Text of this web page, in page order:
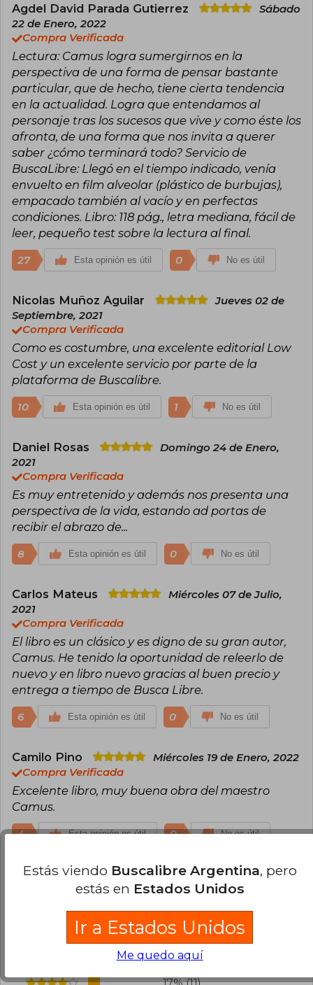
Camus es autor de títulos emblemáticos como
El extranjero, La peste, La caída y El mito de
Sísifo, obras que exploran la condición humana,
la libertad y la búsqueda de sentido ante el
absurdo. Aunque vinculado frecuentemente al
existencialismo, él mismo rechazó dicha
etiqueta, moviéndose entre el humanismo y
posturas filosóficas propias. En 1957, fue
distinguido con el Premio Nobel de Literatura,
reconocimiento que recibió siendo uno de los
autores más jóvenes en la historia del galardón.
La trayectoria de Camus ha sido celebrada por
su capacidad para abordar cuestiones éticas y
existenciales a través de una prosa directa y
reflexiva, conectando con generaciones de
lectores de todo el mundo. Su legado
permanece vigente, y sus obras siguen siendo
objeto de estudio, análisis y debate. La vida de
Camus se apagó prematuramente en un
accidente de tráfico, pero su pensamiento y
literatura mantienen una influencia constante
Agdel David Parada Gutierrez
Sábado
22 de Enero, 2022
Compra Verificada
Lectura: Camus logra sumergirnos en la
perspectiva de una forma de pensar bastante
particular, que de hecho, tiene cierta tendencia
en la actualidad. Logra que entendamos al
personaje tras los sucesos que vive y como éste los
afronta, de una forma que nos invita a querer
saber ¿cómo terminará todo? Servicio de
BuscaLibre: Llegó en el tiempo indicado, venía
envuelto en film alveolar (plástico de burbujas),
empacado también al vacío y en perfectas
condiciones. Libro: 118 pág., letra mediana, fácil de
leer, pequeño test sobre la lectura al final.
27 Esta opinión es útil 0 No es útil
Nicolas Muñoz Aguilar
Jueves 02 de
Septiembre, 2021
Compra Verificada
Como es costumbre, una excelente editorial Low
Cost y un excelente servicio por parte de la
plataforma de Buscalibre.
10 Esta opinión es útil 1 No es útil
Daniel Rosas
Domingo 24 de Enero,
2021
Compra Verificada
Es muy entretenido y además nos presenta una
perspectiva de la vida, estando ad portas de
recibir el abrazo de...
8 Esta opinión es útil 0 No es útil
Carlos Mateus
Miércoles 07 de Julio,
2021
Compra Verificada
El libro es un clásico y es digno de su gran autor,
Camus. He tenido la oportunidad de releerlo de
nuevo y en libro nuevo gracias al buen precio y
entrega a tiempo de Busca Libre.
6 Esta opinión es útil 0 No es útil
Camilo Pino
Miércoles 19 de Enero, 2022
Compra Verificada
Excelente libro, muy buena obra del maestro
Camus.
4 Esta opinión es útil 0 No es útil
Cargar más opiniones del libro
¿Leíste este libro? Inicia sesiónpara poder
agregar tu propia evaluación.
73% (47)
Estás viendo Buscalibre Argentina, pero
estás en Estados Unidos
Ir a Estados Unidos
Me quedo aquí